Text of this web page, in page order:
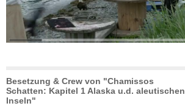
Besetzung & Crew von "Chamissos
Schatten: Kapitel 1 Alaska u.d. aleutischen
Inseln"